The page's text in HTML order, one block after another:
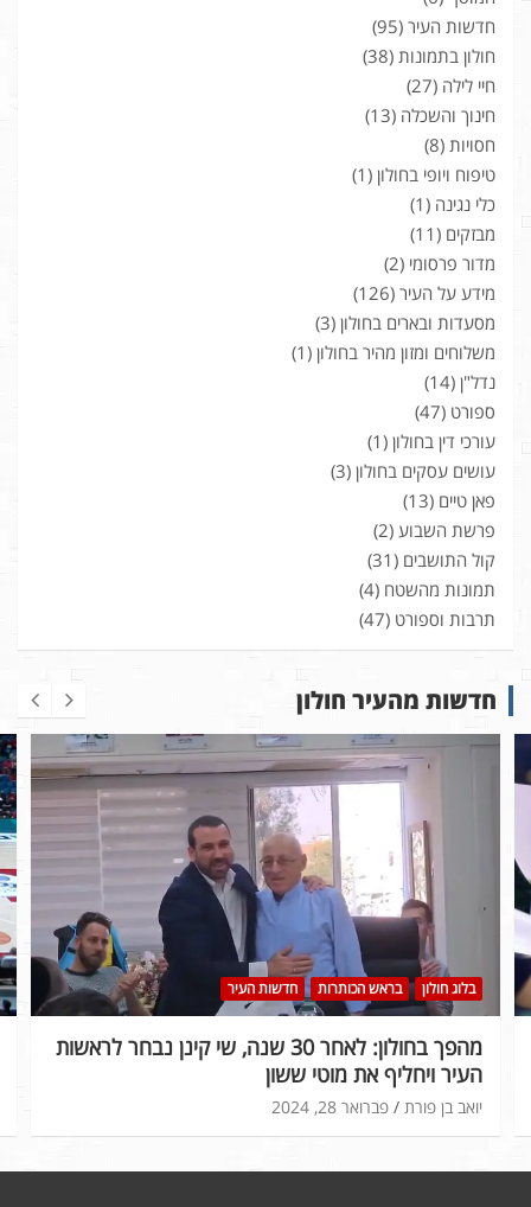
חדשות העיר (95)
חולון בתמונות (38)
חיי לילה (27)
חינוך והשכלה (13)
חסויות (8)
טיפוח ויופי בחולון (1)
כלי נגינה (1)
מבזקים (11)
מדור פרסומי (2)
מידע על העיר (126)
מסעדות ובארים בחולון (3)
משלוחים ומזון מהיר בחולון (1)
נדל"ן (14)
ספורט (47)
עורכי דין בחולון (1)
עושים עסקים בחולון (3)
פאן טיים (13)
פרשת השבוע (2)
קול התושבים (31)
תמונות מהשטח (4)
תרבות וספורט (47)
חדשות מהעיר חולון
בלוג חולון בראש הכותרות חדשות העיר
מהפך בחולון: לאחר 30 שנה, שי קינן נבחר לראשות
העיר ויחליף את מוטי ששון
פברואר 28, 2024 יואב בן פורת